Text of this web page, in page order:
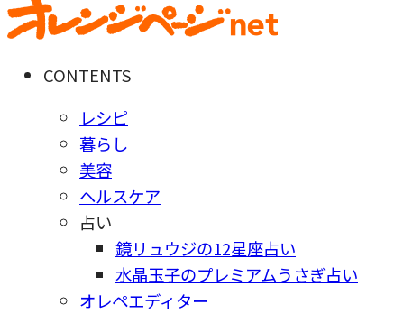
CONTENTS
レシピ
暮らし
美容
ヘルスケア
占い
鏡リュウジの12星座占い
水晶玉子のプレミアムうさぎ占い
オレペエディター